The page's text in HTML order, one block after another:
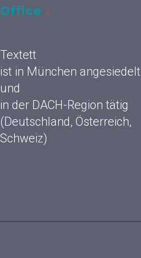
Office
Textett
ist in München angesiedelt
und
in der DACH-Region tätig
(Deutschland, Österreich,
Schweiz)